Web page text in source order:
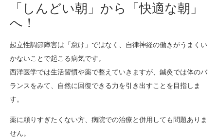
「しんどい朝」から「快適な朝」
へ！
起立性調節障害は「怠け」ではなく、自律神経の働きがうまくい
かないことで起こる病気です。
西洋医学では生活習慣や薬で整えていきますが、鍼灸では体のバ
ランスをみて、自然に回復できる力を引き出すことを目指しま
す。
薬に頼りすぎたくない方、病院での治療と併用しても問題ありま
せん。